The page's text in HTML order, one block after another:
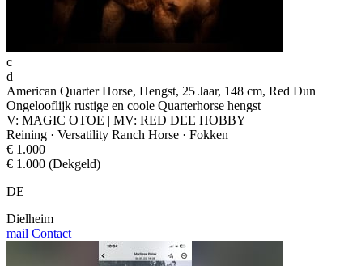
c
d
American Quarter Horse, Hengst, 25 Jaar, 148 cm, Red Dun
Ongelooflijk rustige en coole Quarterhorse hengst
V: MAGIC OTOE | MV: RED DEE HOBBY
Reining · Versatility Ranch Horse · Fokken
€ 1.000
€ 1.000 (Dekgeld)
DE
Dielheim
mail Contact